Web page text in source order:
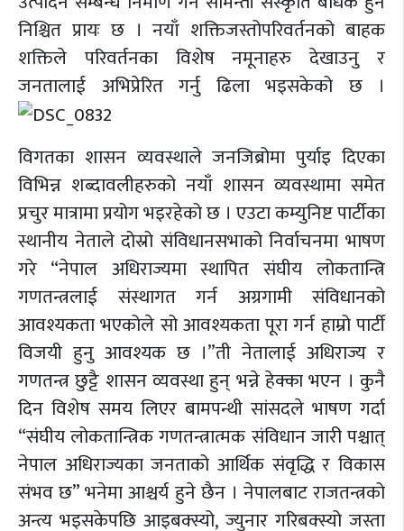
निश्चित प्रायः छ । नयाँ शक्तिजस्तोपरिवर्तनको बाहक
शक्तिले परिवर्तनका विशेष नमूनाहरु देखाउनु र
जनतालाई अभिप्रेरित गर्नु ढिला भइसकेको छ ।
विगतका शासन व्यवस्थाले जनजिब्रोमा पुर्याइ दिएका
विभिन्न शब्दावलीहरुको नयाँ शासन व्यवस्थामा समेत
प्रचुर मात्रामा प्रयोग भइरहेको छ । एउटा कम्युनिष्ट पार्टीका
स्थानीय नेताले दोस्रो संविधानसभाको निर्वाचनमा भाषण
गरे “नेपाल अधिराज्यमा स्थापित संघीय लोकतान्त्रि
गणतन्त्रलाई संस्थागत गर्न अग्रगामी संविधानको
आवश्यकता भएकोले सो आवश्यकता पूरा गर्न हाम्रो पार्टी
विजयी हुनु आवश्यक छ ।”ती नेतालाई अधिराज्य र
गणतन्त्र छुट्टै शासन व्यवस्था हुन् भन्ने हेक्का भएन । कुनै
दिन विशेष समय लिएर बामपन्थी सांसदले भाषण गर्दा
“संघीय लोकतान्त्रिक गणतन्त्रात्मक संविधान जारी पश्चात्
नेपाल अधिराज्यका जनताको आर्थिक संवृद्धि र विकास
संभव छ” भनेमा आश्चर्य हुने छैन । नेपालबाट राजतन्त्रको
अन्त्य भइसकेपछि आइबक्स्यो, ज्युनार गरिबक्स्यो जस्ता